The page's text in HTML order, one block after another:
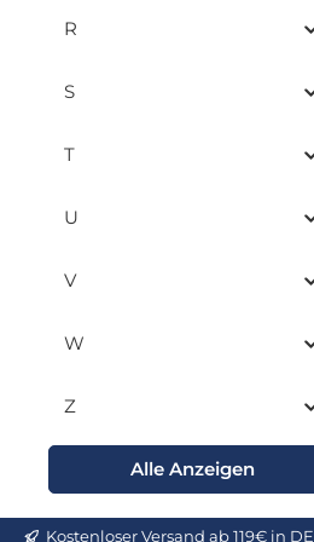
R
S
T
U
V
W
Z
Alle Anzeigen
Kostenloser Versand ab 119€ in DE